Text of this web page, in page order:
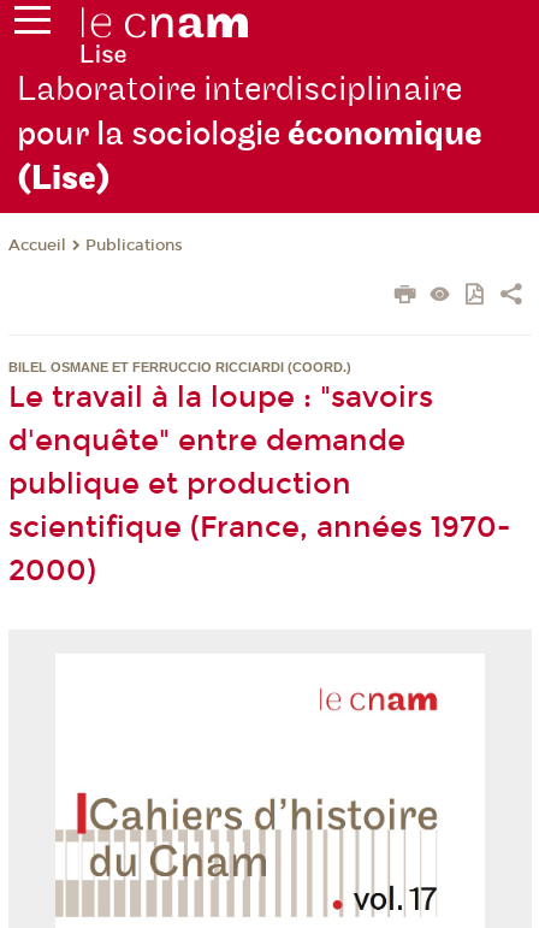
Laboratoire interdisciplinaire
pour la sociologieéconomique
(Lise)
Accueil Publications
BILEL OSMANE ET FERRUCCIO RICCIARDI (COORD.)
Le travail à la loupe : "savoirs
d'enquête" entre demande
publique et production
scientifique (France, années 1970-
2000)